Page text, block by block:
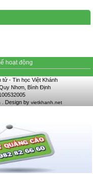
hoạt động
- Tin học Việt Khánh
Nhơn, Bình Định
. Design by vietkhanh.net